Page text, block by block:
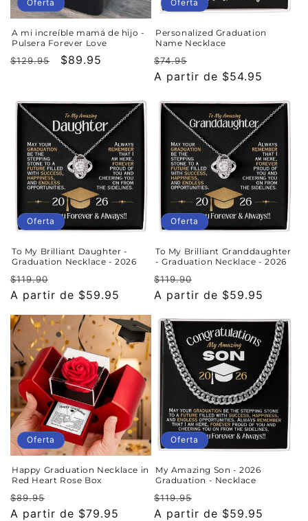
:
Oferta
A mi increíble mamá de hijo -
Pulsera Forever Love
Precio
$129.95
Precio
$89.95
Oferta
Personalized Graduation
Name Necklace
Precio
habitual
$74.95
de
A partir de $54.95
Oferta
To My Brilliant Daughter -
Graduation Necklace - 2026
Precio
habitual
$119.90
de
oferta
A partir de $59.95
Oferta
To My Brilliant Granddaughter
- Graduation Necklace - 2026
Precio
habitual
$119.90
de
A partir de $59.95
Oferta
Happy Graduation Necklace in
Red Heart Rose Box
Precio
habitual
$89.95
de
A partir de $79.95
Oferta
My Amazing Son - 2026
Graduation - Necklace
Precio
habitual
$119.95
de
A partir de $59.95